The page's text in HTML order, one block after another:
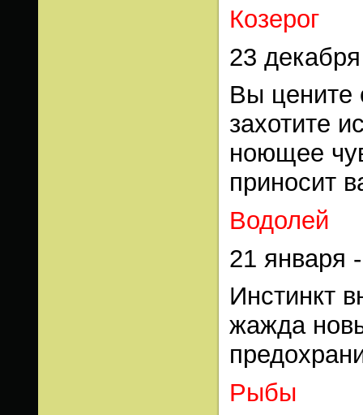
Козерог
23
Вы цените
захотите
ноющее
приносит
Водолей
21 января
Инстинкт
жажда
Рыбы